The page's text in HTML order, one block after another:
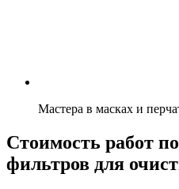
Мастера в масках и
Стоимость работ
фильтров для